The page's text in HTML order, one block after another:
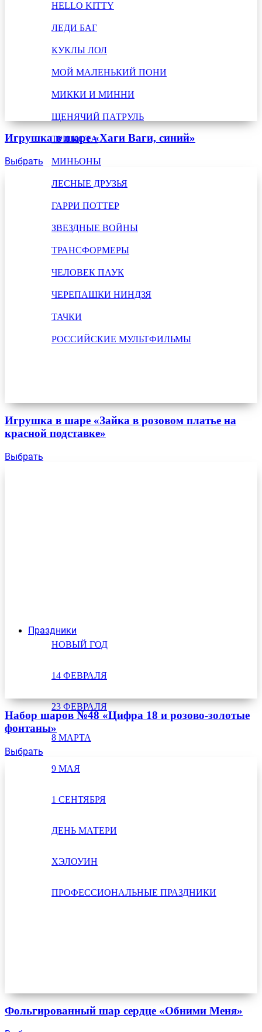
HELLO KITTY
ЛЕДИ БАГ
КУКЛЫ ЛОЛ
МОЙ МАЛЕНЬКИЙ ПОНИ
МИККИ И МИННИ
ЩЕНЯЧИЙ ПАТРУЛЬ
ТРИ КОТА
МИНЬОНЫ
ЛЕСНЫЕ ДРУЗЬЯ
ГАРРИ ПОТТЕР
ЗВЕЗДНЫЕ ВОЙНЫ
ТРАНСФОРМЕРЫ
ЧЕЛОВЕК ПАУК
ЧЕРЕПАШКИ НИНДЗЯ
ТАЧКИ
РОССИЙСКИЕ МУЛЬТФИЛЬМЫ
Праздники
НОВЫЙ ГОД
14 ФЕВРАЛЯ
23 ФЕВРАЛЯ
8 МАРТА
9 МАЯ
1 СЕНТЯБРЯ
ДЕНЬ МАТЕРИ
ХЭЛОУИН
ПРОФЕССИОНАЛЬНЫЕ ПРАЗДНИКИ
Игрушка в шаре «Хаги Ваги, синий»
Выбрать
Игрушка в шаре «Зайка в розовом платье на
красной подставке»
Выбрать
Набор шаров №48 «Цифра 18 и розово-золотые
фонтаны»
Выбрать
Фольгированный шар сердце «Обними Меня»